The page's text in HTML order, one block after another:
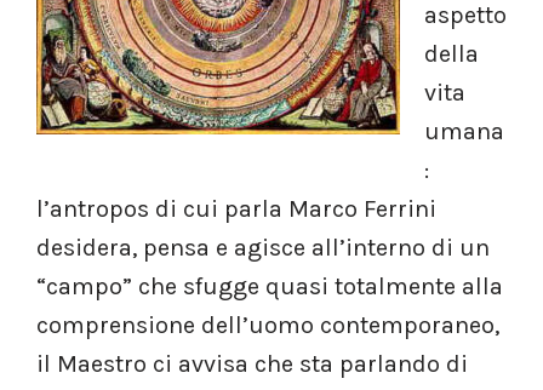
aspetto
della
vita
umana
:
l’antropos di cui parla Marco Ferrini
desidera, pensa e agisce all’interno di un
“campo” che sfugge quasi totalmente alla
comprensione dell’uomo contemporaneo,
il Maestro ci avvisa che sta parlando di